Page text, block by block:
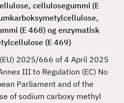
cellulosegummi (E
(E 468) og enzymatisk
(E 469)
2025/666 of 4 April 2025
III to Regulation (EC) No
Parliament and of the
of sodium carboxy methyl